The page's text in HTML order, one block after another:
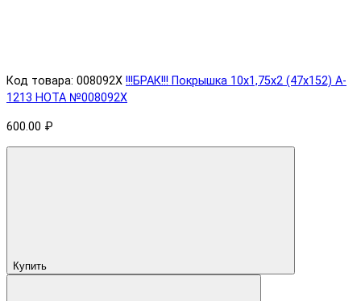
Код товара: 008092X !!!БРАК!!! Покрышка 10х1,75х2 (47x152) A-
1213 HOTA №008092X
600.00 ₽
Купить